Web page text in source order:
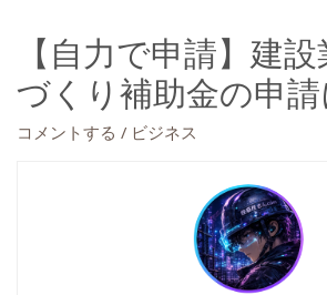
【自力で申請】建
づくり補助金の申
コメントする / ビジネス